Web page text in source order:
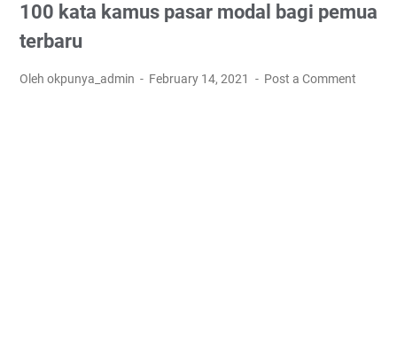
100 kata kamus pasar modal bagi pemua
terbaru
Oleh okpunya_admin February 14, 2021 Post a Comment